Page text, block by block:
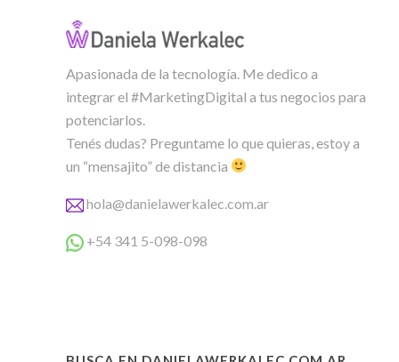
Apasionada de la tecnología. Me dedico a
integrar el #MarketingDigital a tus negocios para
potenciarlos.
Tenés dudas? Preguntame lo que quieras, estoy a
un “mensajito” de distancia
hola@danielawerkalec.com.ar
+54 341 5-098-098